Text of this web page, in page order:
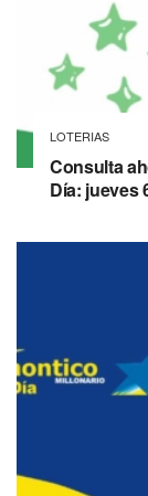
LOTERIAS
Consulta
Día: jueves